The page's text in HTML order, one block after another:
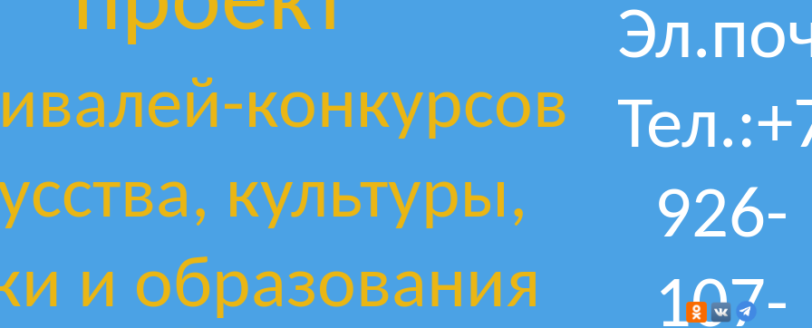
конкурсов
культуры,
и образования
926-
107-